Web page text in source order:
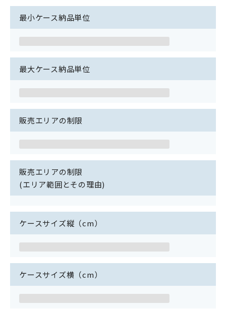
最小ケース納品単位
最大ケース納品単位
販売エリアの制限
販売エリアの制限
(エリア範囲とその理由)
ケースサイズ縦（cm）
ケースサイズ横（cm）